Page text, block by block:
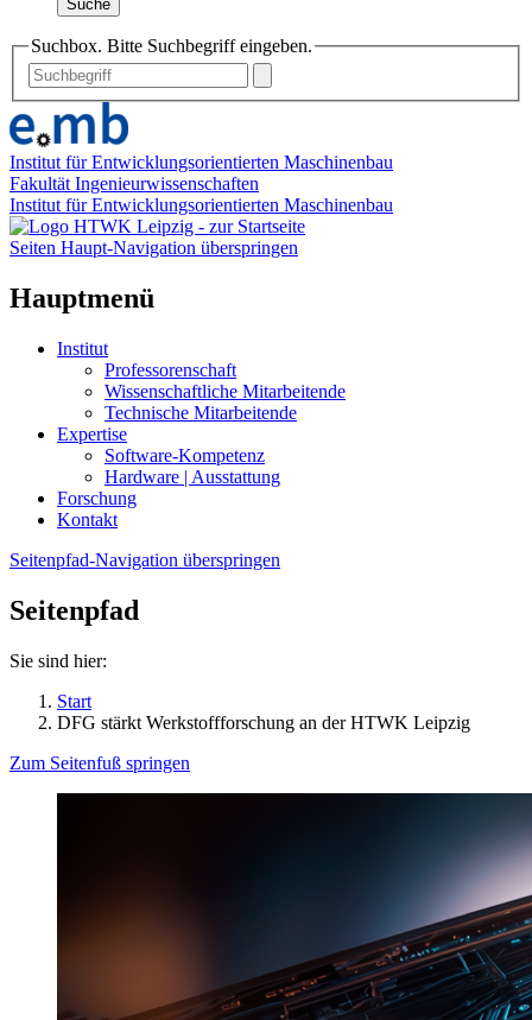
Suche
Suchbox. Bitte Suchbegriff eingeben.
Institut für Entwicklungsorientierten Maschinenbau
Fakultät Ingenieurwissenschaften
Institut für Entwicklungsorientierten Maschinenbau
Seiten Haupt-Navigation überspringen
Hauptmenü
Institut
Professorenschaft
Wissenschaftliche Mitarbeitende
Technische Mitarbeitende
Expertise
Software-Kompetenz
Hardware | Ausstattung
Forschung
Kontakt
Seitenpfad-Navigation überspringen
Seitenpfad
Sie sind hier:
Start
DFG stärkt Werkstoffforschung an der HTWK Leipzig
Zum Seitenfuß springen